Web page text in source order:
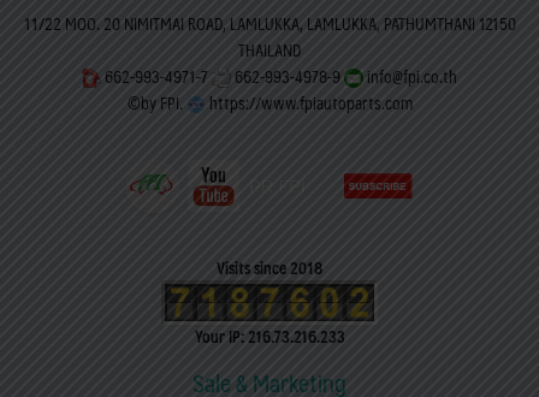
11/22 MOO. 20 NIMITMAI ROAD, LAMLUKKA, LAMLUKKA, PATHUMTHANI 12150
THAILAND
662-993-4971-7
662-993-4978-9
info@fpi.co.th
©by FPI.
https://www.fpiautoparts.com
Visits since 2018
Your IP: 216.73.216.233
Sale & Marketing